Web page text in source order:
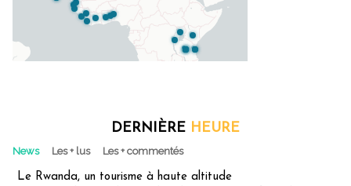
DERNIÈRE HEURE
News Les + lus Les + commentés
Le Rwanda, un tourisme à haute altitude